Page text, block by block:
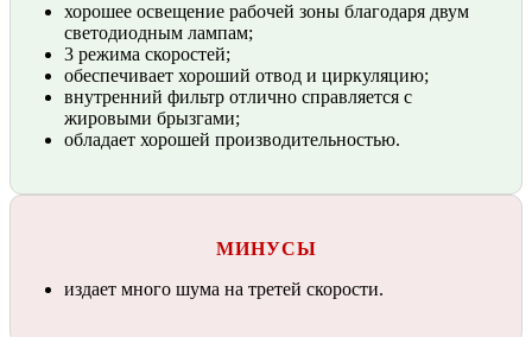
хорошее освещение рабочей зоны благодаря двум
светодиодным лампам;
3 режима скоростей;
обеспечивает хороший отвод и циркуляцию;
внутренний фильтр отлично справляется с
жировыми брызгами;
обладает хорошей производительностью.
МИНУСЫ
издает много шума на третей скорости.